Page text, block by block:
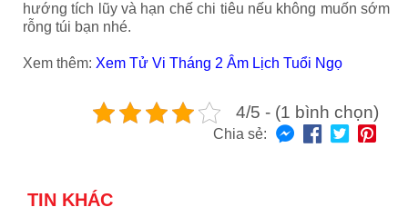
hướng tích lũy và hạn chế chi tiêu nếu không muốn sớm
rỗng túi bạn nhé.
Xem thêm: Xem Tử Vi Tháng 2 Âm Lịch Tuổi Ngọ
4/5 - (1 bình chọn)
Chia sẻ:
TIN KHÁC